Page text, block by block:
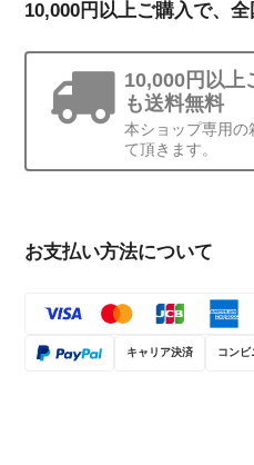
10,000円以上ご購入で、
10,000円以上
も送料無料
本ショップ専用
て頂きます。
お支払い方法について
キャリア決済 コン